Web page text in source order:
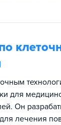
для
Он
лечения